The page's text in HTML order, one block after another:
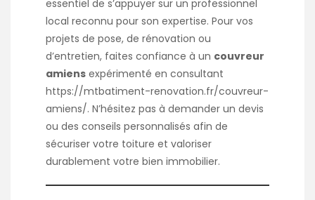
essentiel de s’appuyer sur un professionnel
local reconnu pour son expertise. Pour vos
projets de pose, de rénovation ou
d’entretien, faites confiance à un couvreur
amiens expérimenté en consultant
https://mtbatiment-renovation.fr/couvreur-
amiens/. N’hésitez pas à demander un devis
ou des conseils personnalisés afin de
sécuriser votre toiture et valoriser
durablement votre bien immobilier.